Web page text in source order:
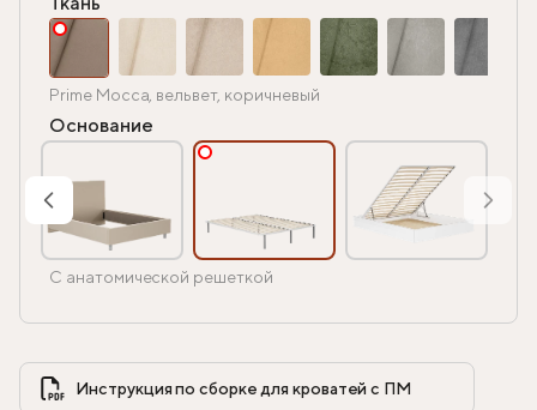
Prime Mocca, вельвет, коричневый
Основание
С анатомической решеткой
Инструкция по сборке для кроватей с ПМ